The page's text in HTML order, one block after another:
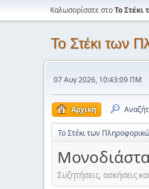
Καλωσορίσατε στοΤο
Το Στέκι των
07 Αυγ 2026, 10:43:09 ΠΜ
Αρχική
Το Στέκι των
Συζητήσεις, ασκήσεις